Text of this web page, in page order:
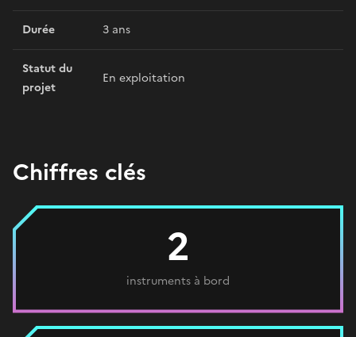
Durée 3 ans
Statut du
projet
En exploitation
Chiffres clés
2
instruments à bord